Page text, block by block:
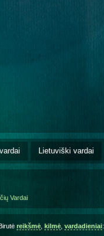
Lietuviški vardai
Vardai
reikšmė kilmė vardadieniai: